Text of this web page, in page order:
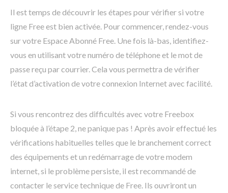
Il est temps de découvrir les étapes pour vérifier si votre
ligne Free est bien activée. Pour commencer, rendez-vous
sur votre Espace Abonné Free. Une fois là-bas, identifiez-
vous en utilisant votre numéro de téléphone et le mot de
passe reçu par courrier. Cela vous permettra de vérifier
l’état d’activation de votre connexion Internet avec facilité.
Si vous rencontrez des difficultés avec votre Freebox
bloquée à l’étape 2, ne panique pas ! Après avoir effectué les
vérifications habituelles telles que le branchement correct
des équipements et un redémarrage de votre modem
internet, si le problème persiste, il est recommandé de
contacter le service technique de Free. Ils ouvriront un